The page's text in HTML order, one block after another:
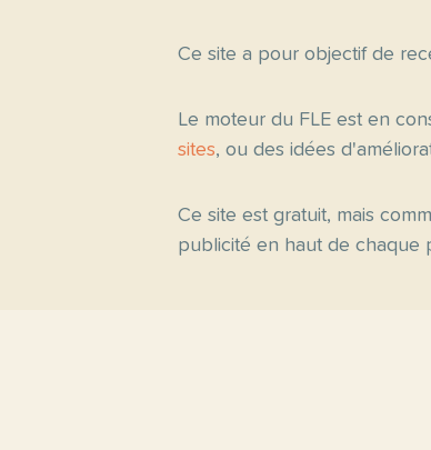
Ce site a pour objectif de
Le moteur du FLE est en
sites, ou des idées
Ce site est gratuit, mais
publicité en haut de chaque